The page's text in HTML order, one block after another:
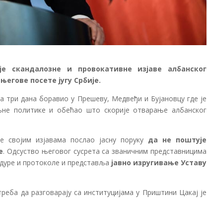
скандалозне и провокативне изјаве албанског
посете југу Србије.
дана боравио у Прешеву, Медвеђи и Бујановцу где је
политике и обећао што скорије отварање албанског
својим изјавама послао јасну поруку да не поштује
. Одсуство његовог сусрета са званичним представницима
и протоколе и представља јавно изругивање Уставу
да разговарају са институцијама у Приштини Цакај је